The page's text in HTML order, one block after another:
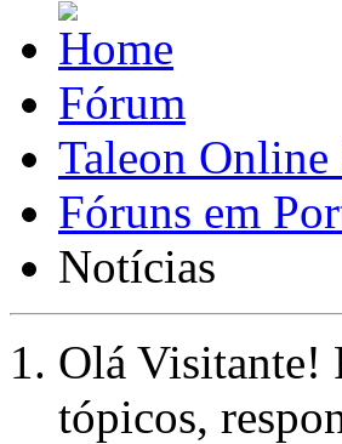
Fórum
Taleon Online
Fóruns em
Notícias
Olá Visitante!
tópicos,